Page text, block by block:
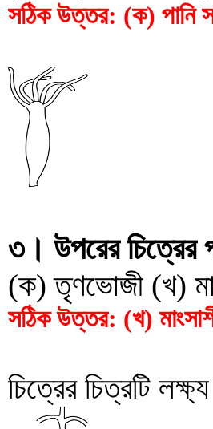
সঠিক উত্তর: (ক) পানি
৩। উপরের চিত্রের
(ক) তৃণভোজী (খ)
সঠিক উত্তর: (খ)
চিত্রের চিত্রটি